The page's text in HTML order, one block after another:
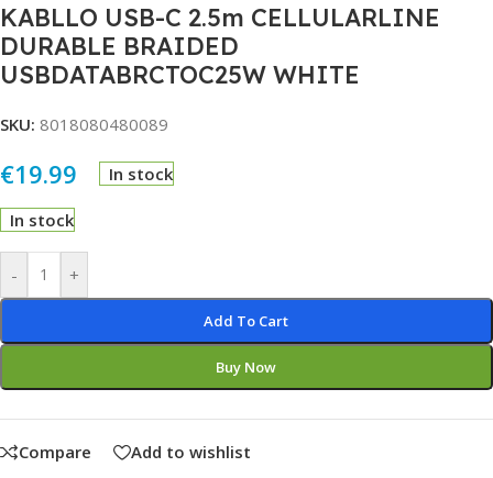
KABLLO USB-C 2.5m CELLULARLINE
DURABLE BRAIDED
USBDATABRCTOC25W WHITE
SKU: 8018080480089
€19.99 In stock
In stock
- +
Add To Cart
Buy Now
Alternative:
Compare Add to wishlist